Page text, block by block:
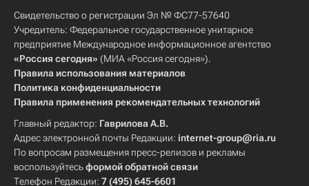
Свидетельство о регистрации Эл № ФС77-57640
Учредитель: Федеральное государственное унитарное
предприятие Международное информационное агентство
«Россия сегодня» (МИА «Россия сегодня»).
Правила использования материалов
Политика конфиденциальности
Правила применения рекомендательных технологий
Главный редактор: Гаврилова А.В.
Адрес электронной почты Редакции: internet-group@ria.ru
По вопросам размещения пресс-релизов и рекламы
воспользуйтесьформой обратной связи
Телефон Редакции: 7 (495) 645-6601